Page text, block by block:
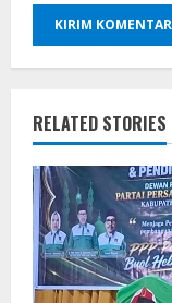
RELATED STORIES